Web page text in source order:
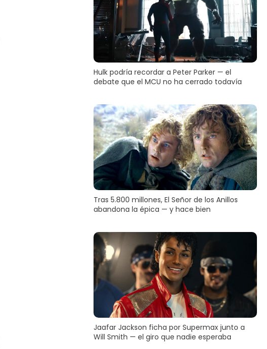
Hulk podría recordar a Peter Parker — el
debate que el MCU no ha cerrado todavía
Tras 5.800 millones, El Señor de los Anillos
abandona la épica — y hace bien
Jaafar Jackson ficha por Supermax junto a
Will Smith — el giro que nadie esperaba